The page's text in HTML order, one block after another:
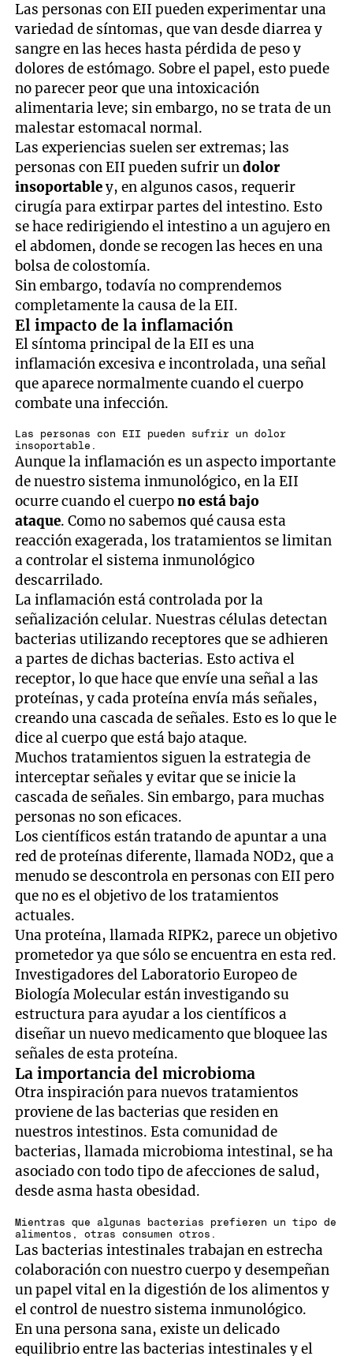
Las personas con EII pueden experimentar una
variedad de síntomas, que van desde diarrea y
sangre en las heces hasta pérdida de peso y
dolores de estómago. Sobre el papel, esto puede
no parecer peor que una intoxicación
alimentaria leve; sin embargo, no se trata de un
malestar estomacal normal.
Las experiencias suelen ser extremas; las
personas con EII pueden sufrir undolor
insoportabley, en algunos casos, requerir
cirugía para extirpar partes del intestino. Esto
se hace redirigiendo el intestino a un agujero en
el abdomen, donde se recogen las heces en una
bolsa de colostomía.
Sin embargo, todavía no comprendemos
completamente la causa de la EII.
El impacto de la inflamación
El síntoma principal de la EII es una
inflamación excesiva e incontrolada, una señal
que aparece normalmente cuando el cuerpo
combate una infección.
Las personas con EII pueden sufrir un dolor
insoportable.
Aunque la inflamación es un aspecto importante
de nuestro sistema inmunológico, en la EII
ocurre cuando el cuerpono está bajo
ataque. Como no sabemos qué causa esta
reacción exagerada, los tratamientos se limitan
a controlar el sistema inmunológico
descarrilado.
La inflamación está controlada por la
señalización celular. Nuestras células detectan
bacterias utilizando receptores que se adhieren
a partes de dichas bacterias. Esto activa el
receptor, lo que hace que envíe una señal a las
proteínas, y cada proteína envía más señales,
creando una cascada de señales. Esto es lo que le
dice al cuerpo que está bajo ataque.
Muchos tratamientos siguen la estrategia de
interceptar señales y evitar que se inicie la
cascada de señales. Sin embargo, para muchas
personas no son eficaces.
Los científicos están tratando de apuntar a una
red de proteínas diferente, llamada NOD2, que a
menudo se descontrola en personas con EII pero
que no es el objetivo de los tratamientos
actuales.
Una proteína, llamada RIPK2, parece un objetivo
prometedor ya que sólo se encuentra en esta red.
Investigadores del Laboratorio Europeo de
Biología Molecular están investigando su
estructura para ayudar a los científicos a
diseñar un nuevo medicamento que bloquee las
señales de esta proteína.
La importancia del microbioma
Otra inspiración para nuevos tratamientos
proviene de las bacterias que residen en
nuestros intestinos. Esta comunidad de
bacterias, llamada microbioma intestinal, se ha
asociado con todo tipo de afecciones de salud,
desde asma hasta obesidad.
Mientras que algunas bacterias prefieren un tipo de
alimentos, otras consumen otros.
Las bacterias intestinales trabajan en estrecha
colaboración con nuestro cuerpo y desempeñan
un papel vital en la digestión de los alimentos y
el control de nuestro sistema inmunológico.
En una persona sana, existe un delicado
equilibrio entre las bacterias intestinales y el